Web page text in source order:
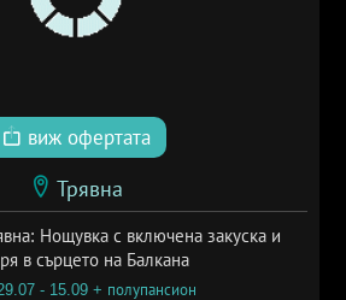
виж офертата
Трявна
Нощувка с включена закуска и
в сърцето на Балкана
- 15.09 + полупансион